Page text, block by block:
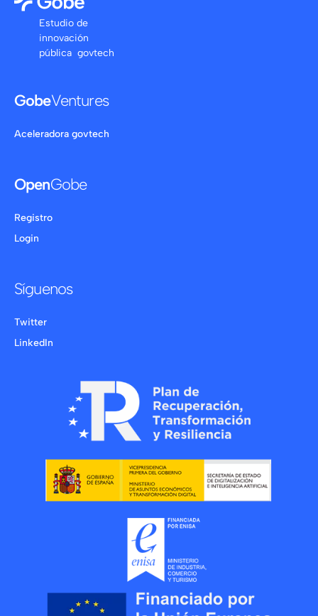
Estudio de
innovación
pública govtech
GobeVentures
Aceleradora govtech
OpenGobe
Registro
Login
Síguenos
Twitter
LinkedIn